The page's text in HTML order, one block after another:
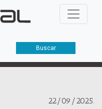
Buscar
22/09/2025.